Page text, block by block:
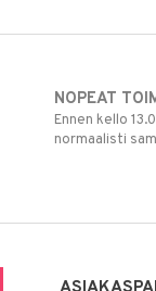
NOPEAT
Ennen kello
normaalisti